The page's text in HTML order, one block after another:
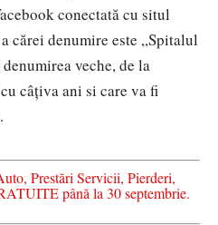
conectată cu situl
cărei denumire este ,,Spitalul
veche, de la
câțiva ani si care va fi
Prestări Servicii, Pierderi,
până la 30 septembrie.